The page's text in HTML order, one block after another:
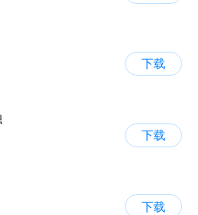
下载
下载
下载